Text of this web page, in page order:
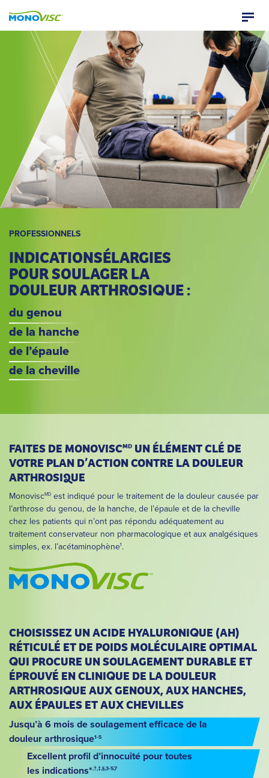
PROFESSIONNELS
INDICATIONSÉLARGIES
POUR SOULAGER LA
DOULEUR ARTHROSIQUE :
du genou
de la hanche
de l’épaule
de la cheville
FAITES DE MONOVISCMD UN ÉLÉMENT CLÉ DE
VOTRE PLAN D’ACTION CONTRE LA DOULEUR
ARTHROSIQUE
MonoviscMD est indiqué pour le traitement de la douleur causée par
l’arthrose du genou, de la hanche, de l’épaule et de la cheville
chez les patients qui n’ont pas répondu adéquatement au
traitement conservateur non pharmacologique et aux analgésiques
simples, ex. l’acétaminophène1 .
CHOISISSEZ UN ACIDE HYALURONIQUE (AH)
RÉTICULÉ ET DE POIDS MOLÉCULAIRE OPTIMAL
QUI PROCURE UN SOULAGEMENT DURABLE ET
ÉPROUVÉ EN CLINIQUE DE LA DOULEUR
ARTHROSIQUE AUX GENOUX, AUX HANCHES,
AUX ÉPAULES ET AUX CHEVILLES
Jusqu’à 6 mois de soulagement efficace de la
douleur arthrosique1-5
Excellent profil d’innocuité pour toutes
les indications*,†,‡,§,3-5,7